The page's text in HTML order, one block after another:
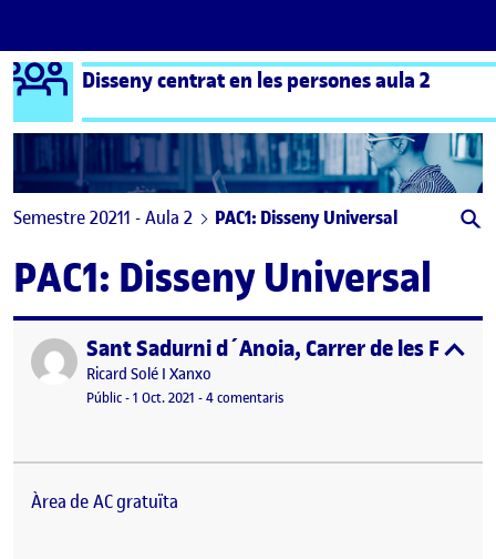
Saltar al contingut
Logo Ágora
Disseny centrat en les persones aula 2
Semestre 20211 - Aula 2 PAC1: Disseny Universal
PAC1: Disseny Universal
Publicat perSant Sadurni d´Anoia, Carrer de les Flors
Publicat per
Ricard Solé I Xanxo
Visibilitat:
Públic-Data de publicació
1 Oct. 2021 8 novembre, 2021 7:36 pm
-4 comentarisa Sant Sadurni d´Anoia, Carrer de
Àrea de ACgratuïta